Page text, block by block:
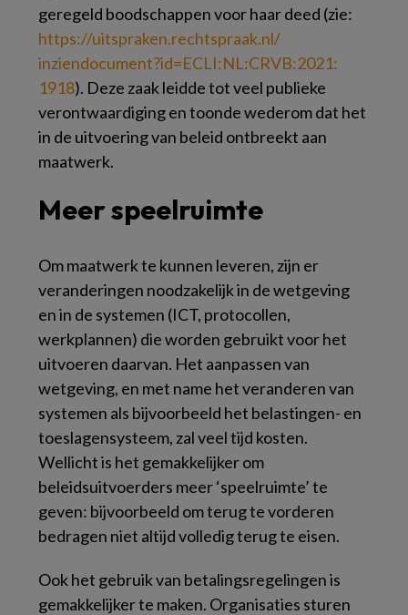
geregeld boodschappen voor haar deed (zie:
https://​uitspraken.​rechtspraak.​nl/​
inziendocument?​id=​ECLI:​NL:​CRVB:​2021:​
1918). Deze zaak leidde tot veel publieke
verontwaardiging en toonde wederom dat het
in de uitvoering van beleid ontbreekt aan
maatwerk.
Meer speelruimte
Om maatwerk te kunnen leveren, zijn er
veranderingen noodzakelijk in de wetgeving
en in de systemen (ICT, protocollen,
werkplannen) die worden gebruikt voor het
uitvoeren daarvan. Het aanpassen van
wetgeving, en met name het veranderen van
systemen als bijvoorbeeld het belastingen- en
toeslagensysteem, zal veel tijd kosten.
Wellicht is het gemakkelijker om
beleidsuitvoerders meer ‘speelruimte’ te
geven: bijvoorbeeld om terug te vorderen
bedragen niet altijd volledig terug te eisen.
Ook het gebruik van betalingsregelingen is
gemakkelijker te maken. Organisaties sturen